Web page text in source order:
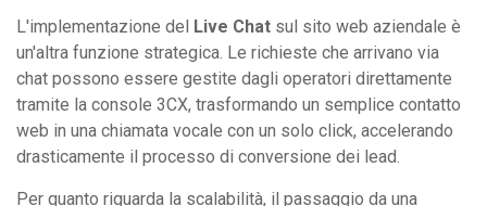
L'implementazione del Live Chat sul sito web aziendale è
un'altra funzione strategica. Le richieste che arrivano via
chat possono essere gestite dagli operatori direttamente
tramite la console 3CX, trasformando un semplice contatto
web in una chiamata vocale con un solo click, accelerando
drasticamente il processo di conversione dei lead.
Per quanto riguarda la scalabilità, il passaggio da una